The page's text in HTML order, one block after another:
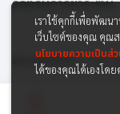
สงวนลิขสิทธิ์ © 2565
เราใช้คุกกี้เพื่อพัฒน
เว็บไซต์ของคุณ คุณ
นโยบายความเป็นส่
ได้ของคุณได้เองโด